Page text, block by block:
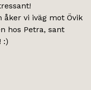
åker vi iväg mot Övik
hos Petra, sant
:)